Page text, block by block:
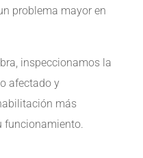
problema mayor en
inspeccionamos la
afectado y
más
funcionamiento.